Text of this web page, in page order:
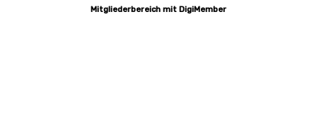
Mitgliederbereich mit DigiMember